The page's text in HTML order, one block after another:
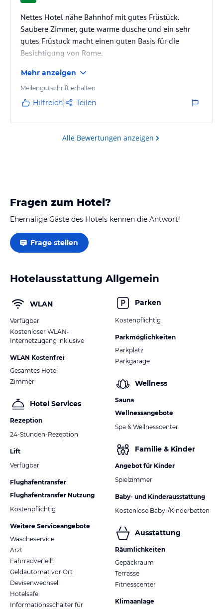
Nettes Hotel nähe Bahnhof mit gutes Früstück.
Saubere Zimmer, gute warme dusche und ein sehr
gutes Früstuck macht einen guten Basis für die
Besichtigung von Rome.
Mehr anzeigen
Meilengutschrift erhalten
Hilfreich Teilen
Alle Bewertungen anzeigen
Fragen zum Hotel?
Ehemalige Gäste des Hotels kennen die Antwort!
Frage stellen
Hotelausstattung Allgemein
WLAN
Verfügbar
Kostenloser WLAN-
Internetzugang inklusive
WLAN Kostenfrei
Gesamtes Hotel
Zimmer
Hotel Services
Rezeption
24-Stunden-Rezeption
Lift
Verfügbar
Flughafentransfer
Flughafentransfer Nutzung
Kostenpflichtig
Weitere Serviceangebote
Wäscheservice
Arzt
Fahrradverleih
Geldautomat vor Ort
Devisenwechsel
Hotelsafe
Informationsschalter für
Parken
Kostenpflichtig
Parkmöglichkeiten
Parkplatz
Parkgarage
Wellness
Sauna
Wellnessangebote
Spa & Wellnesscenter
Familie & Kinder
Angebot für Kinder
Spielzimmer
Baby- und Kinderausstattung
Kostenlose Baby-/Kinderbetten
Ausstattung
Räumlichkeiten
Gepäckraum
Terrasse
Fitnesscenter
Klimaanlage